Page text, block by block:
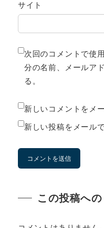
サイト
次回のコメントで使
分の名前、メールア
る。
新しいコメントをメ
新しい投稿をメール
この投稿へ